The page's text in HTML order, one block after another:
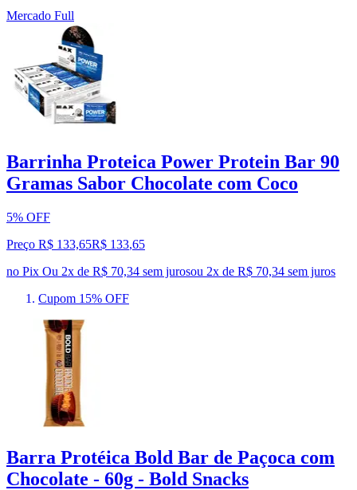
Mercado Full
Barrinha Proteica Power Protein Bar 90
Gramas Sabor Chocolate com Coco
5% OFF
Preço R$ 133,65R$ 133,65
no Pix Ou 2x de R$ 70,34 sem jurosou 2x de R$ 70,34 sem juros
Cupom 15% OFF
Barra Protéica Bold Bar de Paçoca com
Chocolate - 60g - Bold Snacks